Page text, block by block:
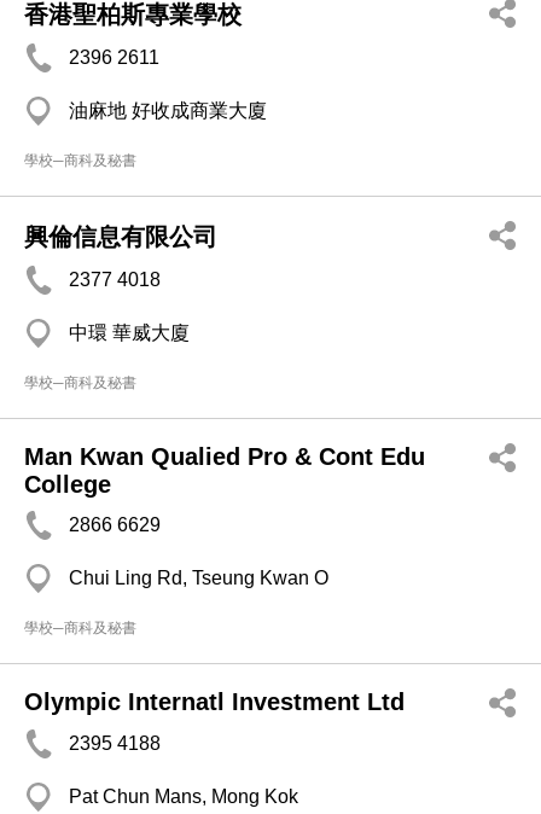
香港聖柏斯專業學校
2396 2611
油麻地 好收成商業大廈
學校─商科及秘書
興倫信息有限公司
2377 4018
中環 華威大廈
學校─商科及秘書
Man Kwan Qualied Pro & Cont Edu
College
2866 6629
Chui Ling Rd, Tseung Kwan O
學校─商科及秘書
Olympic Internatl Investment Ltd
2395 4188
Pat Chun Mans, Mong Kok